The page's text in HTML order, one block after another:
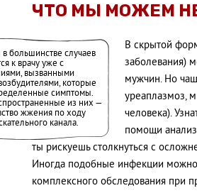
ЧТО МЫ МОЖЕМ
большинстве случаев
к врачу уже с
вызванными
которые
симптомы.
из них —
жжения по ходу
канала.
В скрытой
заболевания)
мужчин. Но
уреаплазмоз,
человека).
помощи
ты рискуешь столкнуться с
Иногда подобные инфекции
комплексного обследования при